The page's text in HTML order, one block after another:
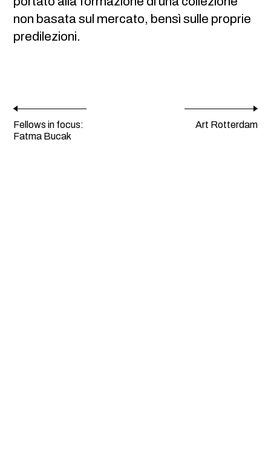
non basata sul mercato, bensì sulle proprie
predilezioni.
Fellows in focus:
Fatma Bucak
Art Rotterdam